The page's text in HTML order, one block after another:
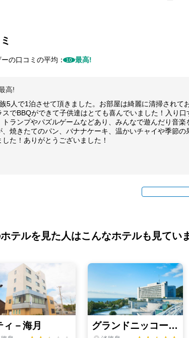
の口コミの平均： 10 最高!
高!
5人で1泊させて頂きました。お部屋は綺麗に清掃され
スでBBQができて子供達はとても喜んでいました！入り
トランプやパズルゲームなどあり、みんなで遊んだり音
、焼きたてのパン、バナナケーキ、温かいチャイや季節
した！ありがとうございました！
テルを見た人はこんなホテルも見てい